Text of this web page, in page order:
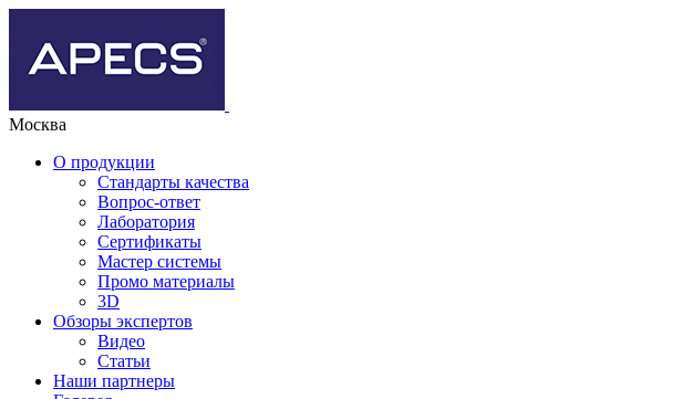
Москва
О продукции
Стандарты качества
Вопрос-ответ
Лаборатория
Сертификаты
Мастер системы
Промо материалы
3D
Обзоры экспертов
Видео
Статьи
Наши партнеры